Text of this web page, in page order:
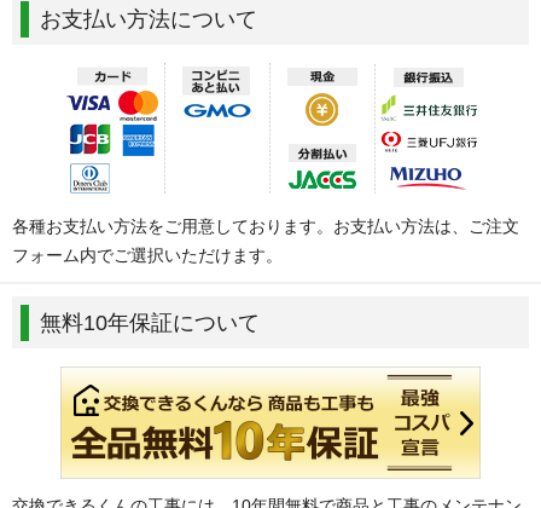
お支払い方法について
各種お支払い方法をご用意しております。お支払い方法は、ご注文
フォーム内でご選択いただけます。
無料10年保証について